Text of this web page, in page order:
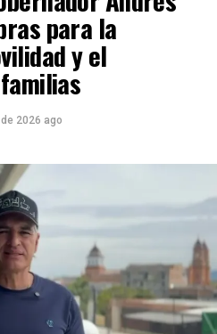
para la
y el
2026 ago